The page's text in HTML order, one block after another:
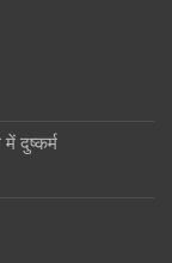
दुष्कर्म